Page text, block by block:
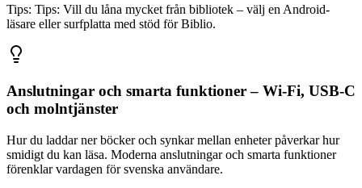
Tips: Tips: Vill du låna mycket från bibliotek – välj en Android-
läsare eller surfplatta med stöd för Biblio.
Anslutningar och smarta funktioner – Wi-Fi, USB-C
och molntjänster
Hur du laddar ner böcker och synkar mellan enheter påverkar hur
smidigt du kan läsa. Moderna anslutningar och smarta funktioner
förenklar vardagen för svenska användare.